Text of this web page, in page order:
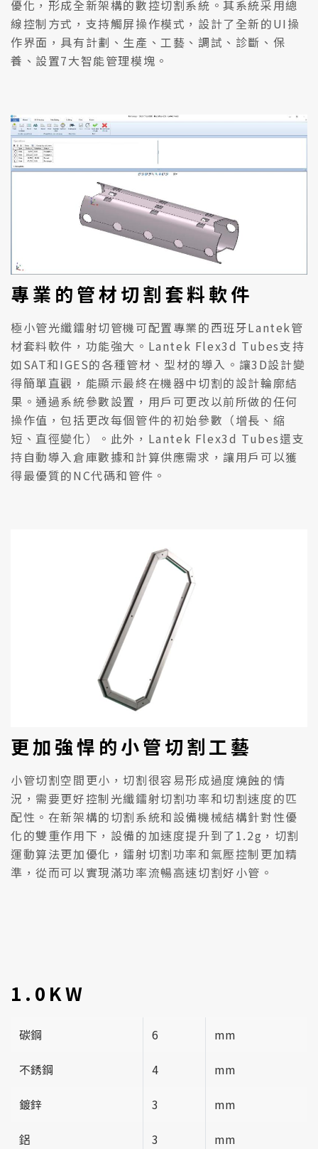
優化，形成全新架構的數控切割系統。其系統采用總
線控制方式，支持觸屏操作模式，設計了全新的UI操
作界面，具有計劃、生產、工藝、調試、診斷、保
養、設置7大智能管理模塊。
專業的管材切割套料軟件
極小管光纖鐳射切管機可配置專業的西班牙Lantek管
材套料軟件，功能強大。Lantek Flex3d Tubes支持
如SAT和IGES的各種管材、型材的導入。讓3D設計變
得簡單直觀，能顯示最終在機器中切割的設計輪廓結
果。通過系統參數設置，用戶可更改以前所做的任何
操作值，包括更改每個管件的初始參數（增長、縮
短、直徑變化）。此外，Lantek Flex3d Tubes還支
持自動導入倉庫數據和計算供應需求，讓用戶可以獲
得最優質的NC代碼和管件。
更加強悍的小管切割工藝
小管切割空間更小，切割很容易形成過度燒蝕的情
況，需要更好控制光纖鐳射切割功率和切割速度的匹
配性。在新架構的切割系統和設備機械結構針對性優
化的雙重作用下，設備的加速度提升到了1.2g，切割
運動算法更加優化，鐳射切割功率和氣壓控制更加精
準，從而可以實現滿功率流暢高速切割好小管。
1.0KW
碳鋼 6 mm
不銹鋼 4 mm
鍍鋅 3 mm
鋁 3 mm